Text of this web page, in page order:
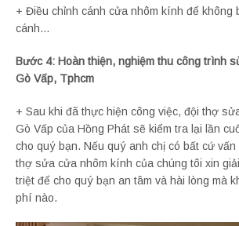
+ Điều chỉnh cánh cửa nhôm kính để không
cánh…
Bước 4: Hoàn thiện, nghiệm thu công trình
Gò Vấp, Tphcm
+ Sau khi đã thực hiện công việc, đội thợ
Gò Vấp của Hồng Phát sẽ kiểm tra lại lần
cho quý bạn. Nếu quý anh chị có bất cứ
thợ sửa cửa nhôm kính của chúng tôi xin
triệt để cho quý bạn an tâm và hài lòng mà
phí nào.